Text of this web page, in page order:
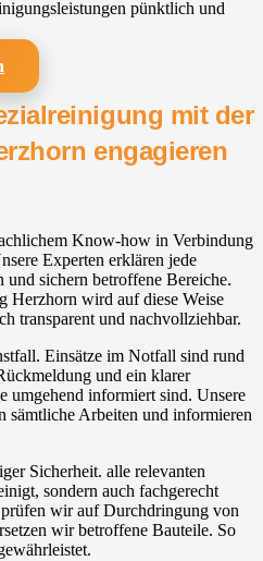
pünktlich und
mit der
engagieren
Know-how in Verbindung
Experten erklären jede
sichern betroffene Bereiche.
Herzhorn wird auf diese Weise
transparent und nachvollziehbar.
Einsätze im Notfall sind rund
und ein klarer
umgehend informiert sind. Unsere
sämtliche Arbeiten und informieren
Sicherheit. alle relevanten
sondern auch fachgerecht
wir auf Durchdringung von
wir betroffene Bauteile. So